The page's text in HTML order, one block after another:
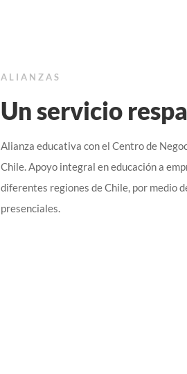
ALIANZAS
Un servicio
Alianza educativa con el Centro de
Chile. Apoyo integral en educación a
diferentes regiones de Chile, por medio
presenciales.